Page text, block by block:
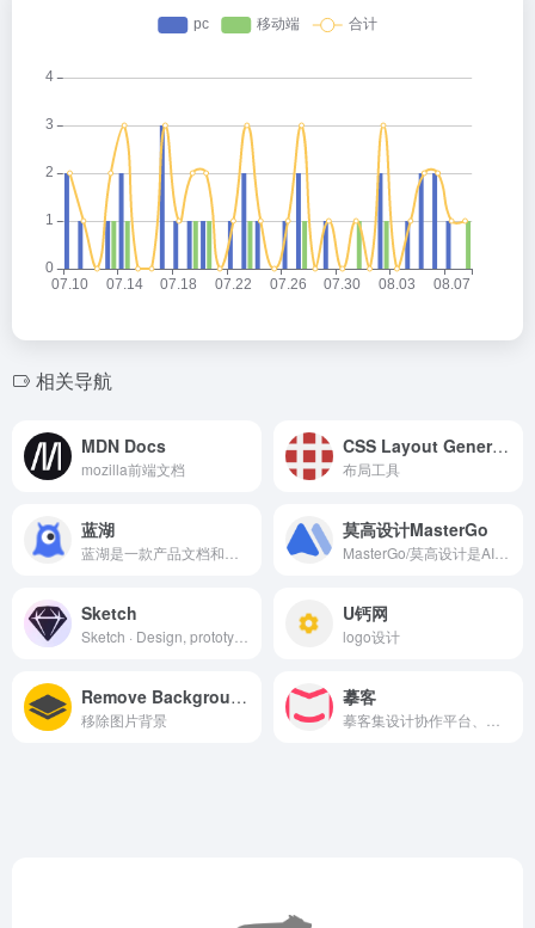
相关导航
MDN Docs
mozilla前端文档
CSS Layout Generator
布局工具
蓝湖 莫高设计MasterGo
Sketch U钙网
logo设计
Remove Background
移除图片背景
摹客